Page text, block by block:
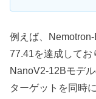
例えば、
77.41を達成してお
NanoV2-12Bモデ
ターゲットを同時